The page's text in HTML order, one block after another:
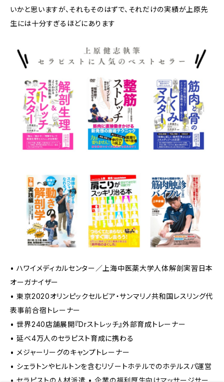
いかと思いますが、それもそのはずで、それだけの実績が上原先
生には十分すぎるほどにあります
• ハワイメディカルセンター／上海中医薬大学人体解剖実習日本
オーガナイザー
• 東京2020オリンピックセルビア・サンマリノ共和国レスリング代
表事前合宿トレーナー
• 世界240店舗展開『Drストレッチ』外部育成トレーナー
• 延べ4万人のセラピスト育成に携わる
• メジャーリーグのキャンプトレーナー
• シェラトンやヒルトンを含むリゾートホテルでのホテルスパ運営
• セラピストの人材派遣 • 企業の福利厚生向けマッサージサー